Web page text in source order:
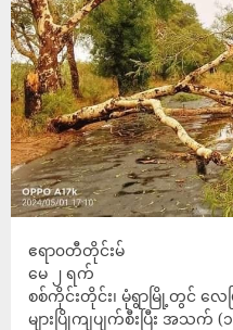
ဧရာ၀တီတိုင်းမ်
မေ ၂ ရက်
စစ်ကိုင်းတိုင်း၊ မုံရွာမြို့တွင်
များပြိုကျပျက်စီးပြီး အသ